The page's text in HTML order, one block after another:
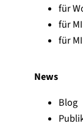
für
für
für
News
Blog